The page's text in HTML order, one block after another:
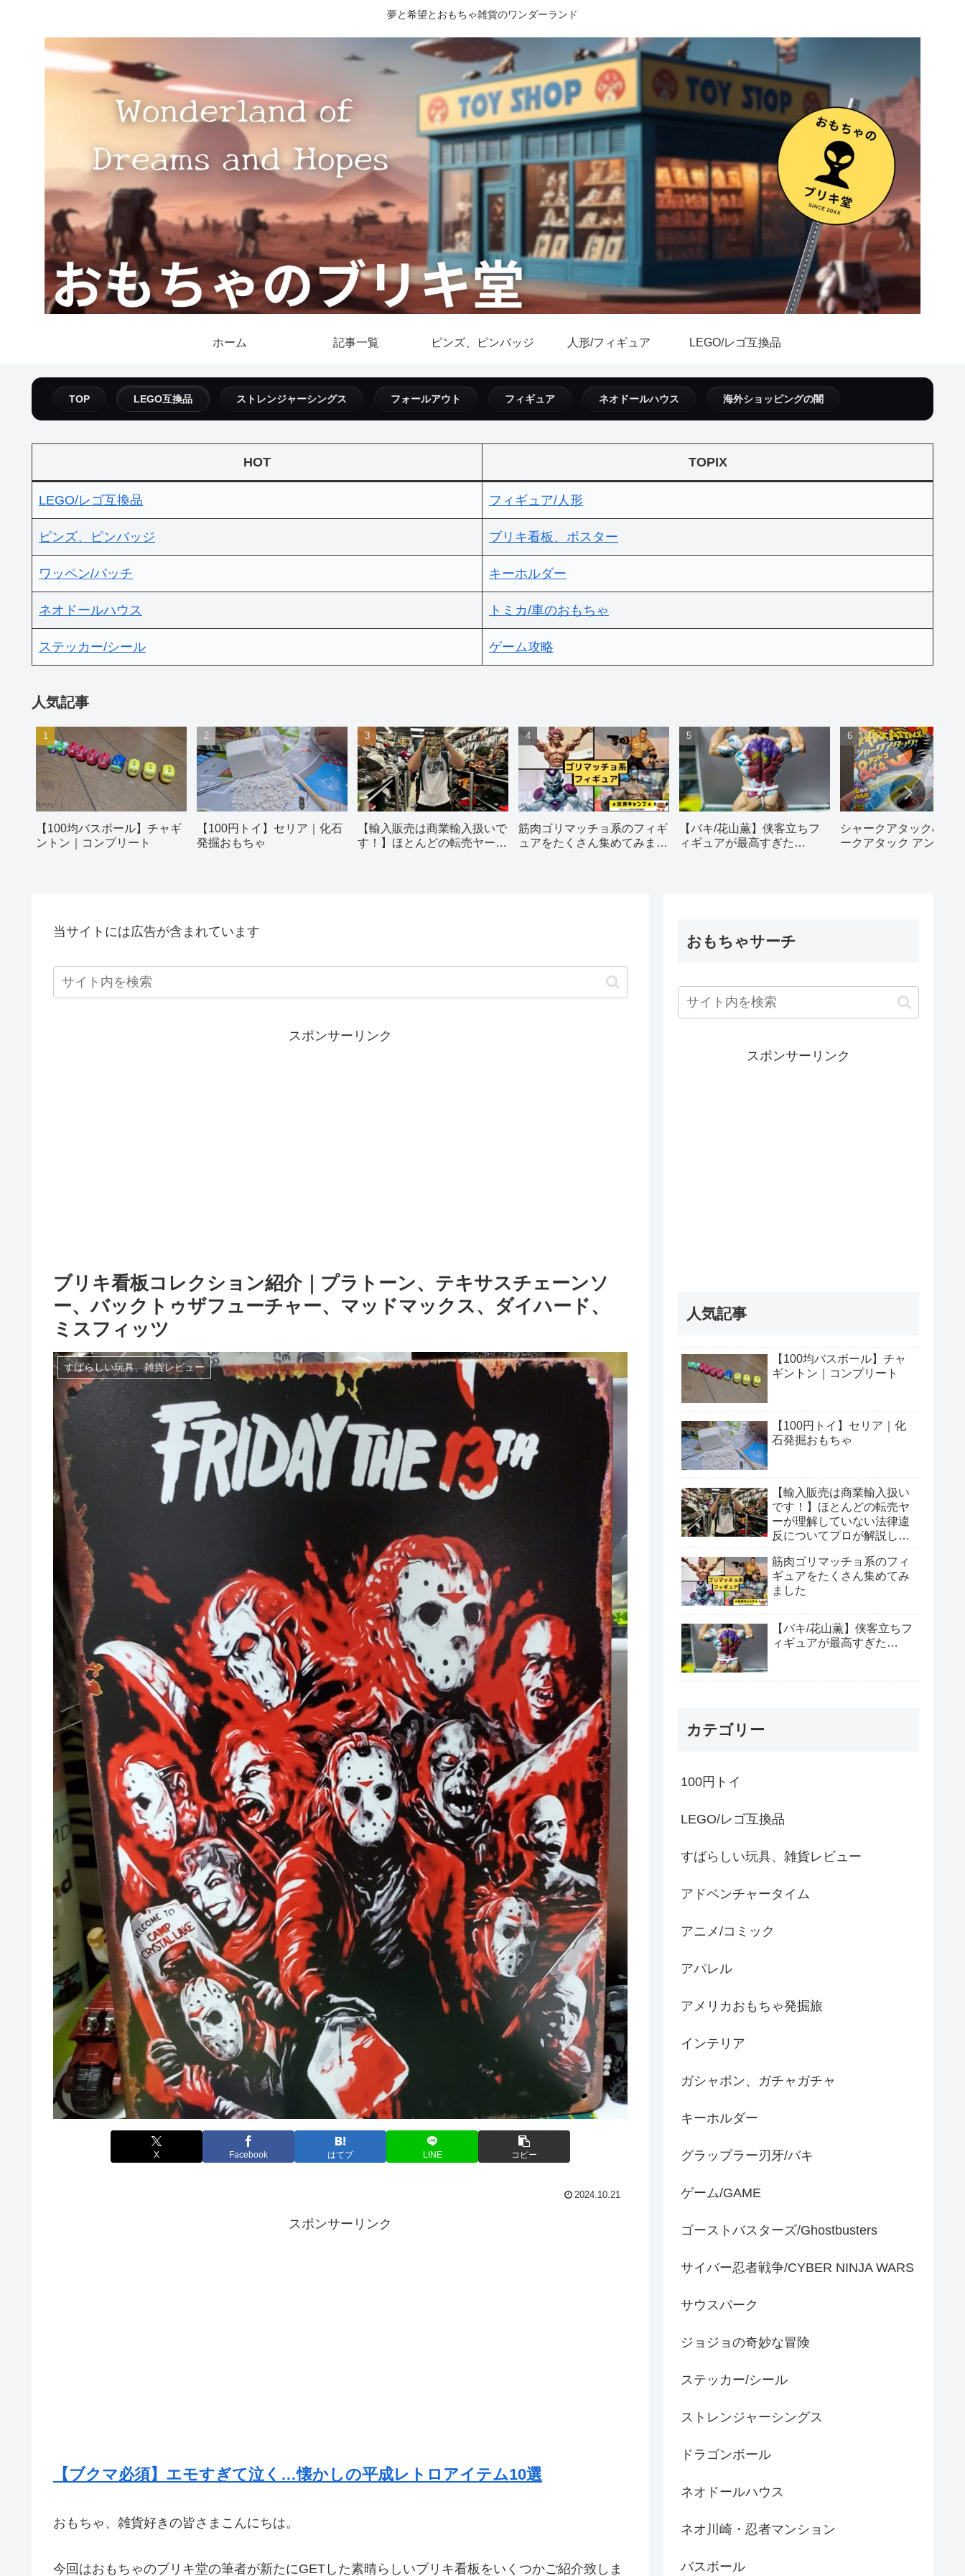
夢と希望とおもちゃ雑貨のワンダーランド
ホーム 記事一覧 ピンズ、ピンバッジ 人形/フィギュア LEGO/レゴ互換品
TOP LEGO互換品 ストレンジャーシングス フォールアウト フィギュア ネオドールハウス 海外ショッピングの闇
HOT TOPIX
LEGO/レゴ互換品 フィギュア/人形
ピンズ、ピンバッジ ブリキ看板、ポスター
ワッペン/パッチ キーホルダー
ネオドールハウス トミカ/車のおもちゃ
ステッカー/シール ゲーム攻略
人気記事
【100均バスボール】チャギ
ントン｜コンプリート
【100円トイ】セリア｜化石
発掘おもちゃ
【輸入販売は商業輸入扱いで
す！】ほとんどの転売ヤーが
筋肉ゴリマッチョ系のフィギ
ュアをたくさん集めてみまし
【バキ/花山薫】侠客立ちフ
ィギュアが最高すぎた…
シャークアタック&co
ークアタック アンドコ
当サイトには広告が含まれています
スポンサーリンク
ブリキ看板コレクション紹介｜プラトーン、テキサスチェーンソ
ー、バックトゥザフューチャー、マッドマックス、ダイハード、
ミスフィッツ
すばらしい玩具、雑貨レビュー
X Facebook はてブ LINE コピー
2024.10.21
スポンサーリンク
【ブクマ必須】エモすぎて泣く…懐かしの平成レトロアイテム10選
おもちゃ、雑貨好きの皆さまこんにちは。
今回はおもちゃのブリキ堂の筆者が新たにGETした素晴らしいブリキ看板をいくつかご紹介致しま
おもちゃサーチ
スポンサーリンク
人気記事
【100均バスボール】チャ
ギントン｜コンプリート
【100円トイ】セリア｜化
石発掘おもちゃ
【輸入販売は商業輸入扱い
です！】ほとんどの転売ヤ
ーが理解していない法律違
反についてプロが解説しま
筋肉ゴリマッチョ系のフィ
ギュアをたくさん集めてみ
ました
【バキ/花山薫】侠客立ちフ
ィギュアが最高すぎた…
カテゴリー
100円トイ
LEGO/レゴ互換品
すばらしい玩具、雑貨レビュー
アドベンチャータイム
アニメ/コミック
アパレル
アメリカおもちゃ発掘旅
インテリア
ガシャポン、ガチャガチャ
キーホルダー
グラップラー刃牙/バキ
ゲーム/GAME
ゴーストバスターズ/Ghostbusters
サイバー忍者戦争/CYBER NINJA WARS
サウスパーク
ジョジョの奇妙な冒険
ステッカー/シール
ストレンジャーシングス
ドラゴンボール
ネオドールハウス
ネオ川崎・忍者マンション
バスボール